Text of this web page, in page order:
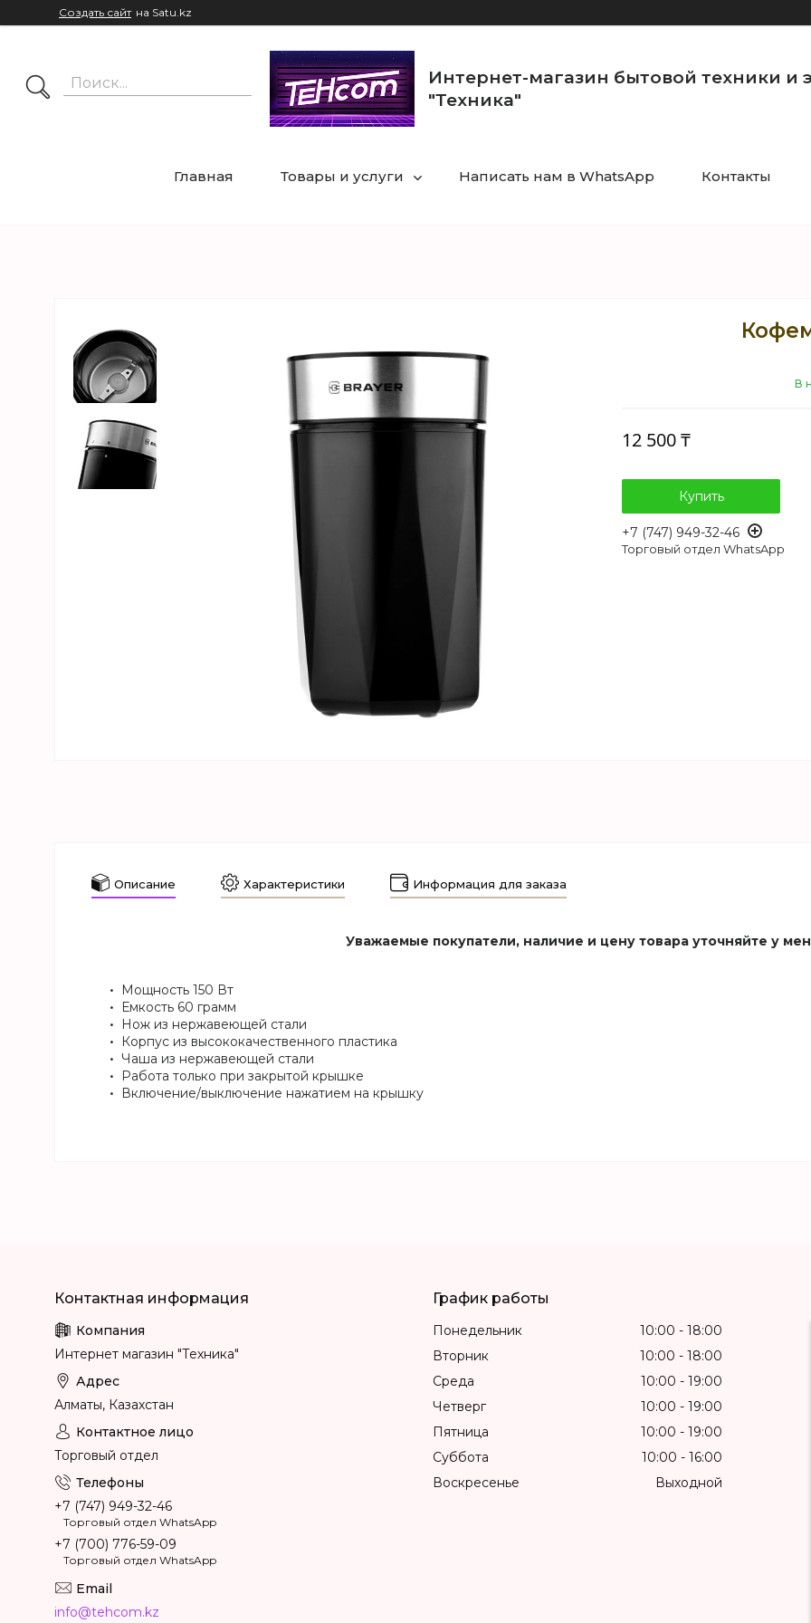
Создать сайт на Satu.kz
Интернет-магазин бытовой техники и
"Техника"
Главная Товары и услуги Написать нам в WhatsApp Контакты
В
12 500 ₸
Купить
+7 (747) 949-32-46
Торговый отдел WhatsApp
Описание Характеристики Информация для заказа
Уважаемые покупатели, наличие и цену товара уточняйте у
Мощность 150 Вт
Емкость 60 грамм
Нож из нержавеющей стали
Корпус из высококачественного пластика
Чаша из нержавеющей стали
Работа только при закрытой крышке
Включение/выключение нажатием на крышку
Интернет магазин "Техника"
Алматы, Казахстан
Торговый отдел
+7 (747) 949-32-46
Торговый отдел WhatsApp
+7 (700) 776-59-09
Торговый отдел WhatsApp
info@tehcom.kz
График работы
Понедельник 10:00
18:00
Вторник
10:00
18:00
Среда
10:00
19:00
Четверг
10:00
19:00
Пятница
10:00
19:00
Суббота
10:00
16:00
Воскресенье
Выходной